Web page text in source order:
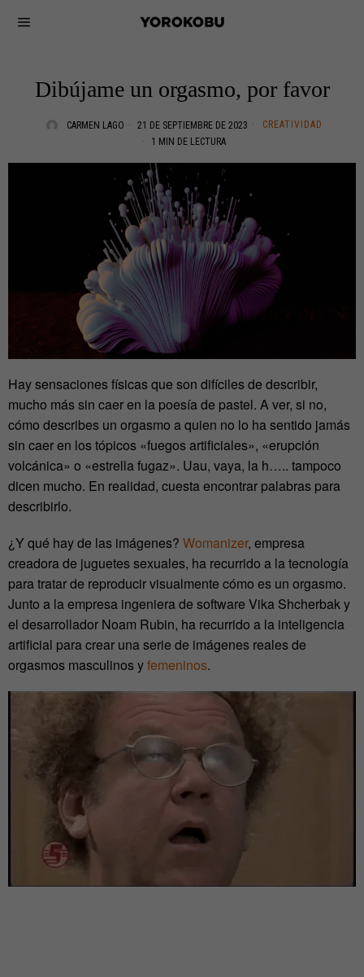
Dibújame un orgasmo, por favor
CARMEN LAGO 21 DE SEPTIEMBRE DE 2023
CREATIVIDAD
1 MIN DE LECTURA
Hay sensaciones físicas que son difíciles de describir,
mucho más sin caer en la poesía de pastel. A ver, si no,
cómo describes un orgasmo a quien no lo ha sentido jamás
sin caer en los tópicos «fuegos artificiales», «erupción
volcánica» o «estrella fugaz». Uau, vaya, la h….. tampoco
dicen mucho. En realidad, cuesta encontrar palabras para
describirlo.
¿Y qué hay de las imágenes? Womanizer, empresa
creadora de juguetes sexuales, ha recurrido a la tecnología
para tratar de reproducir visualmente cómo es un orgasmo.
Junto a la empresa ingeniera de software Vika Shcherbak y
el desarrollador Noam Rubin, ha recurrido a la inteligencia
artificial para crear una serie de imágenes reales de
orgasmos masculinos yfemeninos.